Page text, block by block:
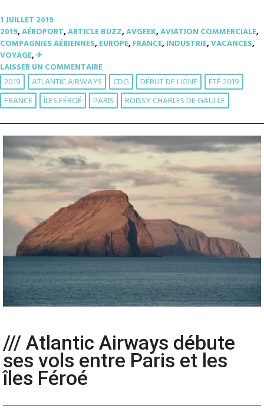
1 JUILLET 2019
2019,AÉROPORT,ARTICLE BUZZ,AVGEEK,AVIATION COMMERCIALE,
COMPAGNIES AÉRIENNES,EUROPE,FRANCE,INDUSTRIE,VACANCES,
VOYAGE,✈︎
LAISSER UN COMMENTAIRE
2019 ATLANTIC AIRWAYS CDG DÉBUT DE LIGNE
ÉTÉ 2019
FRANCE
ÎLES FÉROÉ PARIS ROISSY CHARLES DE GAULLE
/// Atlantic Airways débute
ses vols entre Paris et les
îles Féroé